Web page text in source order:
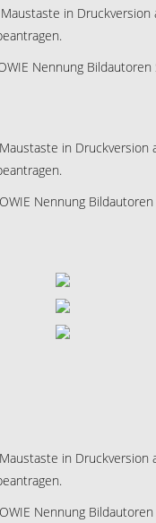
in
Nennung Bildautoren
in Druckversion
Nennung
in Druckversion
Nennung